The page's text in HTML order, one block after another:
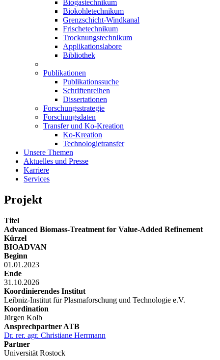
Biogastechnikum
Biokohletechnikum
Grenzschicht-Windkanal
Frischetechnikum
Trocknungstechnikum
Applikationslabore
Bibliothek
Publikationen
Publikationssuche
Schriftenreihen
Dissertationen
Forschungsstrategie
Forschungsdaten
Transfer und Ko-Kreation
Ko-Kreation
Technologietransfer
Unsere Themen
Aktuelles und Presse
Karriere
Services
Projekt
Titel
Advanced Biomass-Treatment for Value-Added Refinement
Kürzel
BIOADVAN
Beginn
01.01.2023
Ende
31.10.2026
Koordinierendes Institut
Leibniz-Institut für Plasmaforschung und Technologie e.V.
Koordination
Jürgen Kolb
Ansprechpartner ATB
Dr. rer. agr. Christiane Herrmann
Partner
Universität Rostock